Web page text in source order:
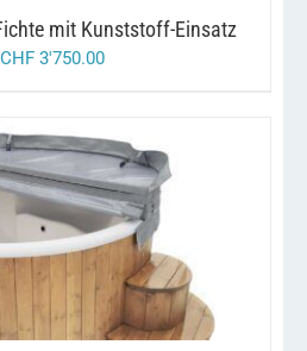
KÖNNEN
AUF
DER
WERDEN
mit Kunststoff-Einsatz
CHF 3'750.00
WÄHLEN DIESES
PRODUKT
WEIST
MEHRERE
VARIANTEN
AUF.
/ DETAILS